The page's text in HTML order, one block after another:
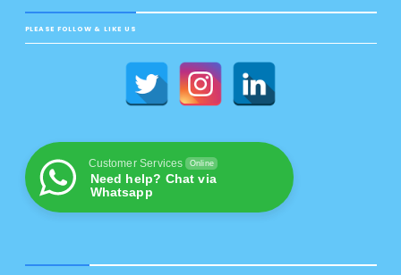
PLEASE FOLLOW & LIKE US
Customer Services Online
Need help? Chat via
Whatsapp